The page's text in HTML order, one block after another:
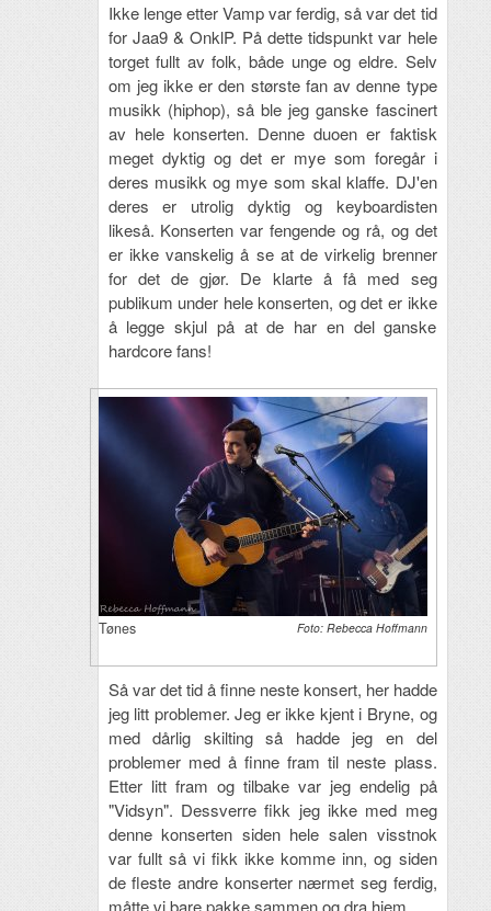
Ikke lenge etter Vamp var ferdig, så var det tid
for Jaa9 & OnklP. På dette tidspunkt var hele
torget fullt av folk, både unge og eldre. Selv
om jeg ikke er den største fan av denne type
musikk (hiphop), så ble jeg ganske fascinert
av hele konserten. Denne duoen er faktisk
meget dyktig og det er mye som foregår i
deres musikk og mye som skal klaffe. DJ'en
deres er utrolig dyktig og keyboardisten
likeså. Konserten var fengende og rå, og det
er ikke vanskelig å se at de virkelig brenner
for det de gjør. De klarte å få med seg
publikum under hele konserten, og det er ikke
å legge skjul på at de har en del ganske
hardcore fans!
Tønes Foto: Rebecca Hoffmann
Så var det tid å finne neste konsert, her hadde
jeg litt problemer. Jeg er ikke kjent i Bryne, og
med dårlig skilting så hadde jeg en del
problemer med å finne fram til neste plass.
Etter litt fram og tilbake var jeg endelig på
"Vidsyn". Dessverre fikk jeg ikke med meg
denne konserten siden hele salen visstnok
var fullt så vi fikk ikke komme inn, og siden
de fleste andre konserter nærmet seg ferdig,
måtte vi bare pakke sammen og dra hjem.